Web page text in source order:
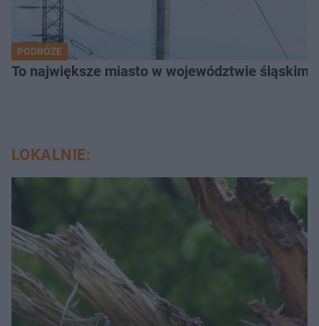
PODRÓŻE
To największe miasto w województwie
LOKALNIE: